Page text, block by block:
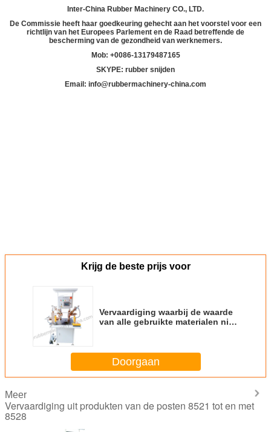
Inter-China Rubber Machinery CO., LTD.
De Commissie heeft haar goedkeuring gehecht aan het voorstel voor een
richtlijn van het Europees Parlement en de Raad betreffende de
bescherming van de gezondheid van werknemers.
Mob: +0086-13179487165
SKYPE: rubber snijden
Email: info@rubbermachinery-china.com
Krijg de beste prijs voor
Vervaardiging waarbij de waarde
van alle gebruikte materialen niet
Doorgaan
Meer
Vervaardiging uit produkten van de posten 8521 tot en met
8528